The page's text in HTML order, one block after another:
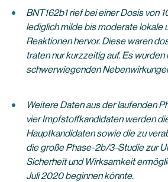
BNT162b1 rief bei einer Dosis von
lediglich milde bis moderate lokale
Reaktionen hervor. Diese waren
traten nur kurzzeitig auf. Es wurden
schwerwiegenden
Weitere Daten aus der laufenden
vier Impfstoffkandidaten werden
Hauptkandidaten sowie die zu
die große Phase-2b/3-Studie zur
Sicherheit und Wirksamkeit
Juli 2020 beginnen könnte.